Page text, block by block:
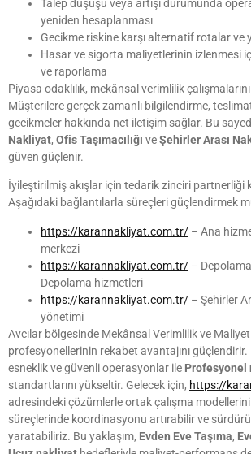
Talep düşüşü veya artışı durumunda
yeniden hesaplanması
Gecikme riskine karşı alternatif rotalar ve
Hasar ve sigorta maliyetlerinin izlenmesi
ve raporlama
Piyasa odaklılık, mekânsal verimlilik
Müşterilere gerçek zamanlı bilgilendirme,
gecikmeler hakkında net iletişim sağlar. Bu
Nakliyat, Ofis Taşımacılığı veŞehirler Arası
güven güçlenir.
İyileştirilmiş akışlar için tedarik zinciri partnerliği
Aşağıdaki bağlantılarla süreçleri güçlendirmek
https://karannakliyat.com.tr/ – Ana
merkezi
https://karannakliyat.com.tr/ –
Depolama hizmetleri
https://karannakliyat.com.tr/ – Şehirler
yönetimi
Avcılar bölgesinde Mekânsal Verimlilik ve Maliyet
profesyonellerinin rekabet avantajını güçlendirir.
esneklik ve güvenli operasyonlar ile Profesyonel
standartlarını yükseltir. Gelecek için, https://
adresindeki çözümlerle ortak çalışma
süreçlerinde koordinasyonu artırabilir ve
yaratabiliriz. Bu yaklaşım, Evden Eve Taşıma,